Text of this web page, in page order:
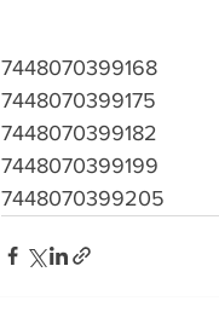
7448070399168
7448070399175
7448070399182
7448070399199
7448070399205